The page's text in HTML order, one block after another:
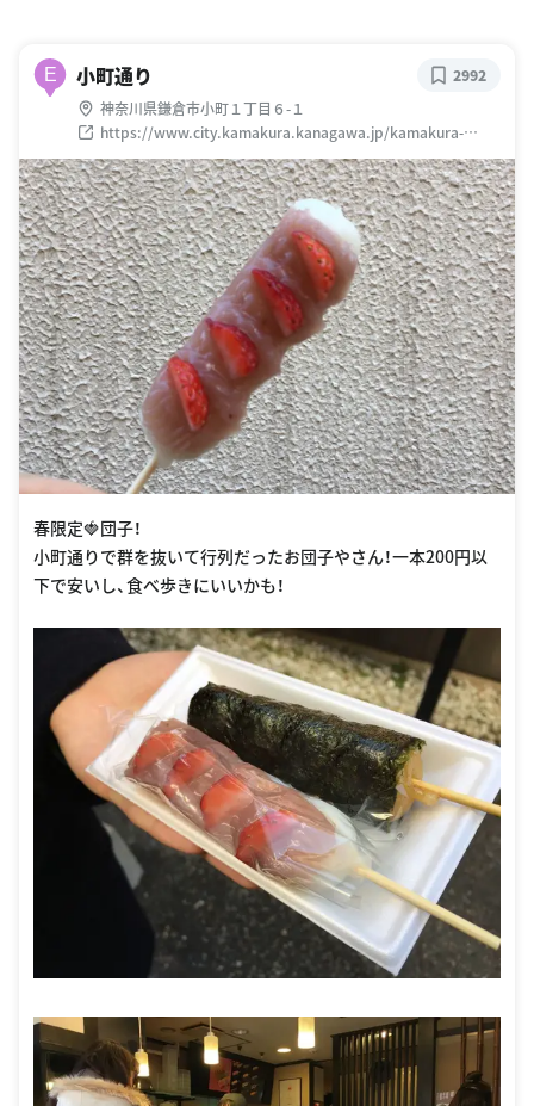
E 小町通り
神奈川県鎌倉市小町１丁目６-１
https://www.city.kamakura.kanagawa.jp/kamakura-
kankou/meisho/02komachidouri.html
2992
春限定🍓団子！
小町通りで群を抜いて行列だったお団子やさん！一本200円以
下で安いし、食べ歩きにいいかも！